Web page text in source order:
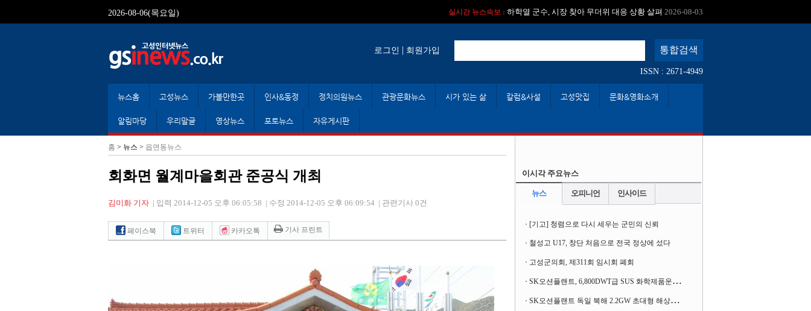
2026-08-06(목요일) 실시간 뉴스속보 : 하학열 군수, 시장 찾아 무더위 대응 상황 살펴 2026-08-03
로그인 | 회원가입
ISSN : 2671-4949
뉴스홈 고성뉴스 가볼만한곳 인사&동정 정치의원뉴스 관광문화뉴스 시가 있는 삶 칼럼&사설 고성맛집 문화&영화소개
알림마당 우리말글 영상뉴스 포토뉴스 자유게시판
홈 > 뉴스 > 읍면동뉴스
회화면 월계마을회관 준공식 개최
김미화 기자 입력 2014-12-05 오후 06:05:58 수정 2014-12-05 오후 06:09:54 관련기사 0건
페이스북 트위터 카카오톡 기사 프린트
이시각 주요뉴스
뉴스 오피니언 인사이드
[기고] 청렴으로 다시 세우는 군민의 신뢰
철성고 U17, 창단 처음으로 전국 정상에 섰다
고성군의회, 제311회 임시회 폐회
S
K오션플랜트, 6,800DWT급 SUS 화학제품운반선 2척 수주
S
K오션플랜트 독일 북해 2.2GW 초대형 해상변전소 하부구조물 수주